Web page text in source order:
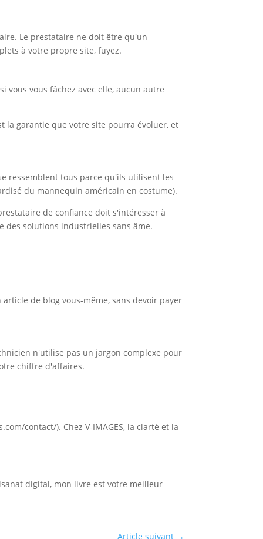
Le prestataire ne doit être qu'un
à votre propre site, fuyez.
vous fâchez avec elle, aucun autre
la garantie que votre site pourra évoluer, et
ressemblent tous parce qu'ils utilisent les
du mannequin américain en costume).
de confiance doit s'intéresser à
solutions industrielles sans âme.
de blog vous-même, sans devoir payer
n'utilise pas un jargon complexe pour
chiffre d'affaires.
contact/). Chez V-IMAGES, la clarté et la
digital, mon livre est votre meilleur
Article suivant→